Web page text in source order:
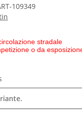
109349
stradale
o da